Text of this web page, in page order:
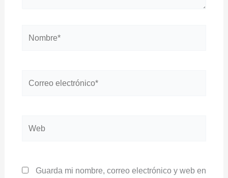
electrónico*
Guarda mi nombre, correo electrónico y web en